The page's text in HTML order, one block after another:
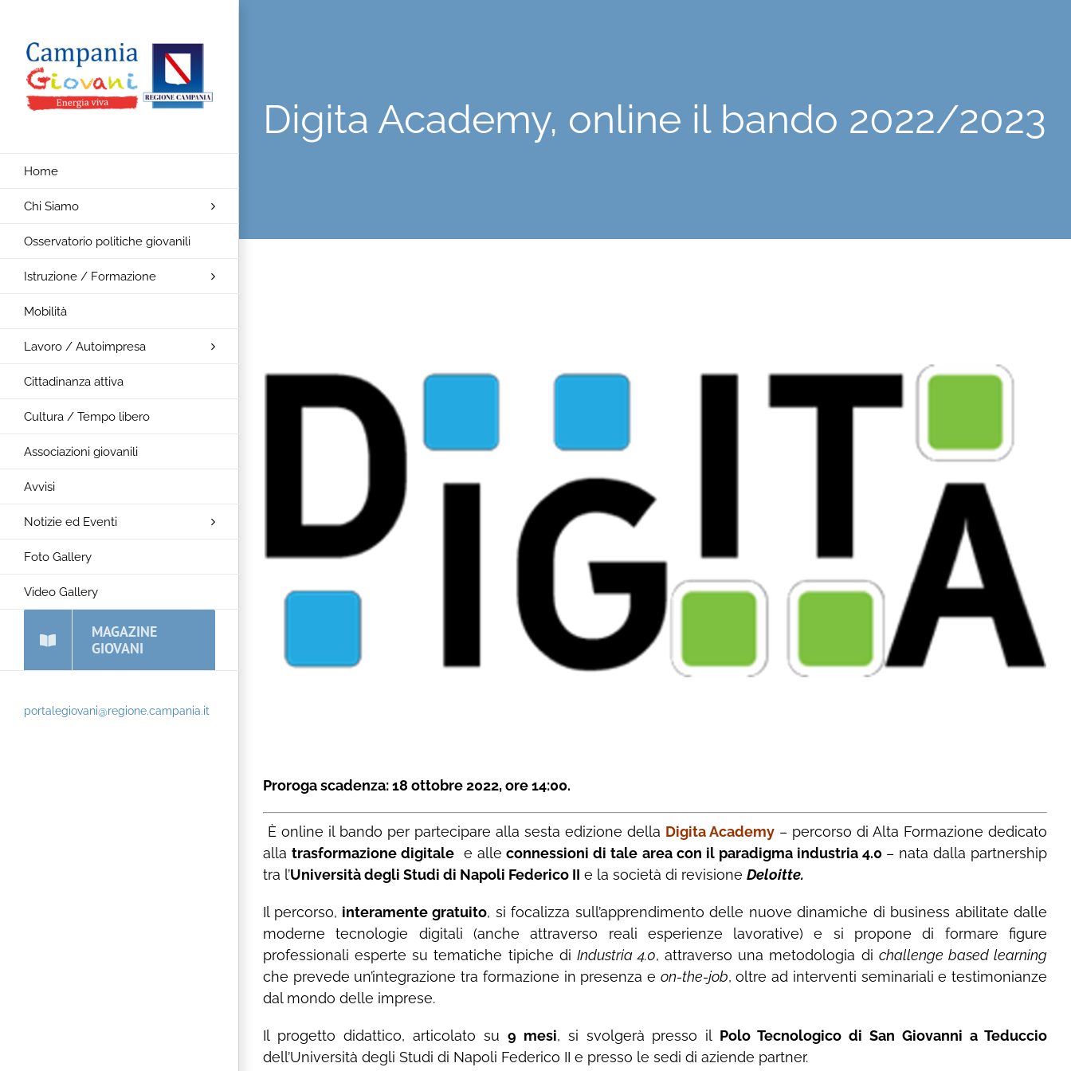
contenuto
Home
Chi Siamo
Osservatorio politiche giovanili
Istruzione / Formazione
Mobilità
Lavoro / Autoimpresa
Cittadinanza attiva
Cultura / Tempo libero
Associazioni giovanili
Avvisi
Notizie ed Eventi
Foto Gallery
Video Gallery
MAGAZINE
GIOVANI
portalegiovani@regione.campania.it
Digita Academy, online il bando 2022/2023
Proroga scadenza: 18 ottobre 2022, ore 14:00.
È online il bando per partecipare alla sesta edizione della Digita Academy – percorso di Alta Formazione dedicato
allatrasformazione digitale e alle connessioni di tale area con il paradigma industria 4.0 – nata dalla partnership
tra l’Università degli Studi di Napoli Federico II e la società di revisione Deloitte.
Il percorso, interamente gratuito, si focalizza sull’apprendimento delle nuove dinamiche di business abilitate dalle
moderne tecnologie digitali (anche attraverso reali esperienze lavorative) e si propone di formare figure
professionali esperte su tematiche tipiche di Industria 4.0, attraverso una metodologia di challenge based learning
che prevede un’integrazione tra formazione in presenza e on-the-job, oltre ad interventi seminariali e testimonianze
dal mondo delle imprese.
Il progetto didattico, articolato su 9 mesi, si svolgerà presso il Polo Tecnologico di San Giovanni a Teduccio
dell’Università degli Studi di Napoli Federico II e presso le sedi di aziende partner.